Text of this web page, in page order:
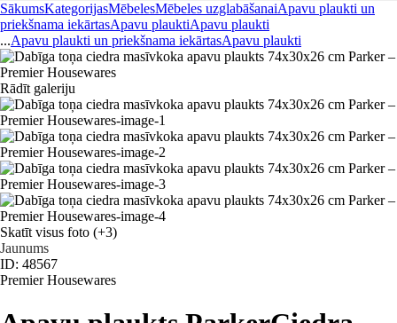
SākumsKategorijasMēbelesMēbeles uzglabāšanaiApavu plaukti un
priekšnama iekārtasApavu plauktiApavu plaukti
...Apavu plaukti un priekšnama iekārtasApavu plaukti
Rādīt galeriju
Skatīt visus foto (+3)
Jaunums
ID: 48567
Premier Housewares